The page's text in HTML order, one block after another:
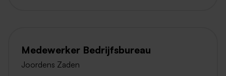
Medewerker Bedrijfsbureau
Joordens Zaden